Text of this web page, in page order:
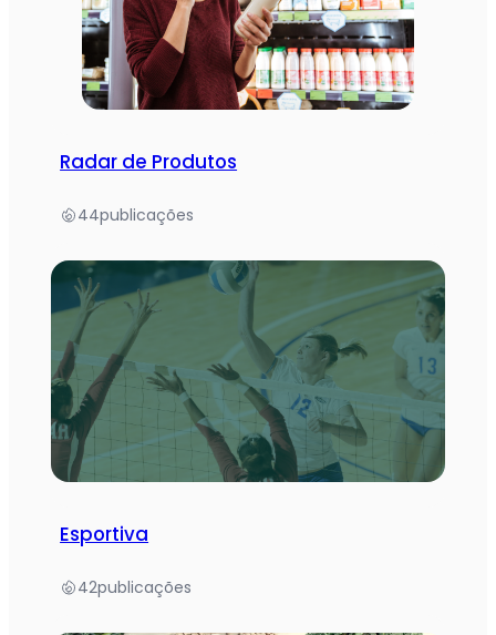
Radar de Produtos
44publicações
Esportiva
42publicações